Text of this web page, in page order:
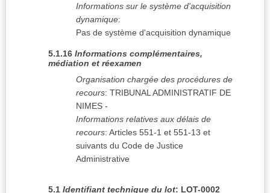
Informations sur le système d'acquisition
dynamique:
Pas de système d'acquisition dynamique
5.1.16 Informations complémentaires,
médiation et réexamen
Organisation chargée des procédures de
recours: TRIBUNAL ADMINISTRATIF DE
NIMES -
Informations relatives aux délais de
recours: Articles 551-1 et 551-13 et
suivants du Code de Justice
Administrative
5.1 Identifiant technique du lot: LOT-0002